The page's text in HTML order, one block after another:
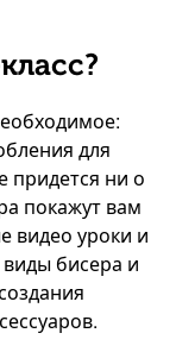
для
придется ни о
покажут вам
видео уроки и
бисера и